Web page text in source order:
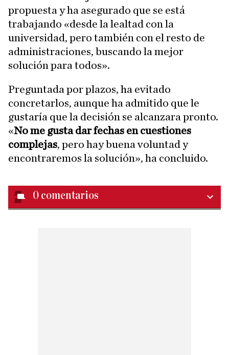
propuesta y ha asegurado que se está
trabajando «desde la lealtad con la
universidad, pero también con el resto de
administraciones, buscando la mejor
solución para todos».
Preguntada por plazos, ha evitado
concretarlos, aunque ha admitido que le
gustaría que la decisión se alcanzara pronto.
«No me gusta dar fechas en cuestiones
complejas, pero hay buena voluntad y
encontraremos la solución», ha concluido.
0 comentarios